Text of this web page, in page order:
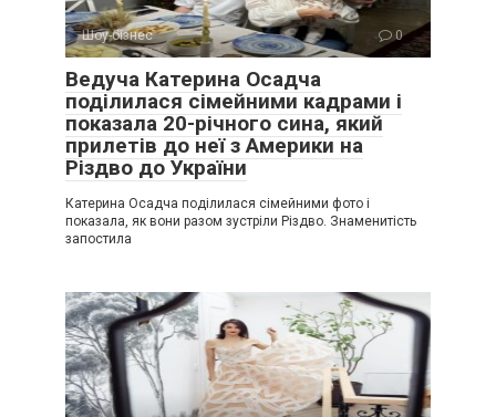
Шоу-бізнес 0
Ведуча Катерина Осадча
поділилася сімейними кадрами і
показала 20-річного сина, який
прилетів до неї з Америки на
Різдво до України
Катерина Осадча поділилася сімейними фото і
показала, як вони разом зустріли Різдво. Знаменитість
запостила